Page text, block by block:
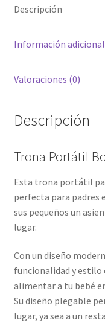
Descripción
Información adicional
Valoraciones (0)
Descripción
Trona Portátil
Esta trona portátil
perfecta para padres
sus pequeños un
lugar.
Con un diseño
funcionalidad y estilo
alimentar a tu bebé
Su diseño plegable
lugar, ya sea a un